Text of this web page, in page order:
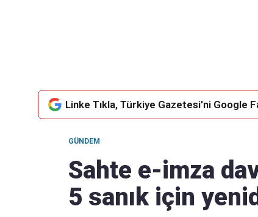
Linke Tıkla, Türkiye Gazetesi'ni Google
GÜNDEM
Sahte e-imza
5 sanık için